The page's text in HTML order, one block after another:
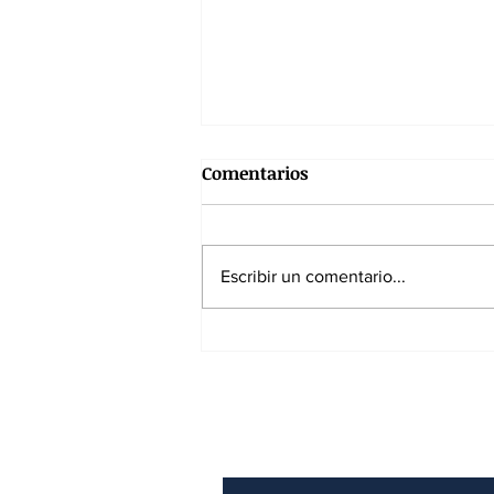
Comentarios
Escribir un comentario...